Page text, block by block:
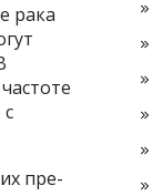
рака
пре-